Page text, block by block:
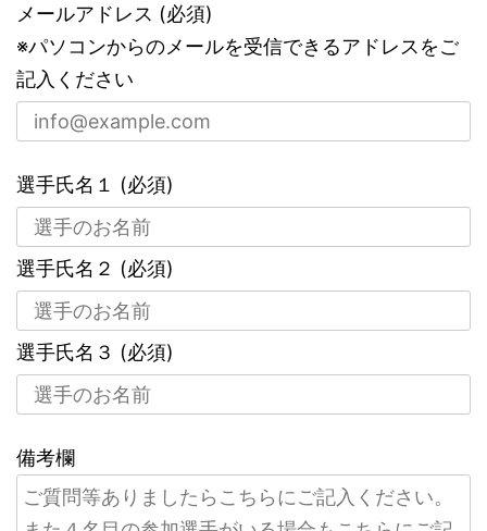
メールアドレス (必須)
※パソコンからのメールを受信できるアドレスをご
記入ください
選手氏名１ (必須)
選手氏名２ (必須)
選手氏名３ (必須)
備考欄